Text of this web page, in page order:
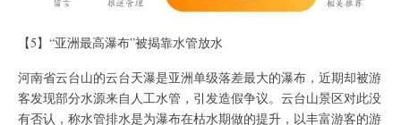
【5】“亚洲最高瀑布”被揭靠水管放水
河南省云台山的云台天瀑是亚洲单级落差最大的瀑布，近期却被游
客发现部分水源来自人工水管，引发造假争议。云台山景区对此没
有否认，称水管排水是为瀑布在枯水期做的提升，以丰富游客的游